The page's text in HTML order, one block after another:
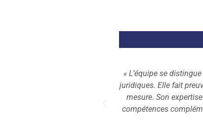
« Aude Chartier est